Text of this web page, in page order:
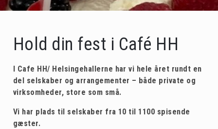
Hold din fest i Café HH
I Cafe HH/ Helsingehallerne har vi hele året rundt en
del selskaber og arrangementer – både private og
virksomheder, store som små.
Vi har plads til selskaber fra 10 til 1100 spisende
gæster.
Galleri mad
Personale
Kontakt Cafe HH
E-smiley
Menu